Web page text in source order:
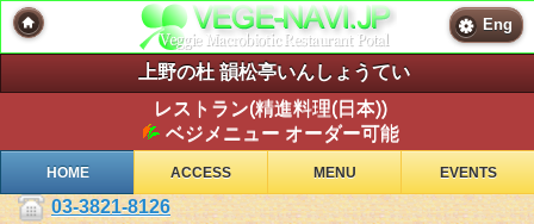
Eng
上野の杜 韻松亭いんしょうてい
レストラン(精進料理(日本))
ベジメニュー オーダー可能
HOME ACCESS MENU EVENTS
03-3821-8126